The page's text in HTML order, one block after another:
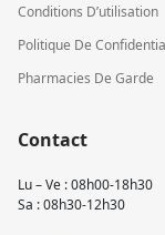
Conditions D’utilisation
Politique De
Pharmacies De Garde
Contact
Lu – Ve : 08h00-18h30
Sa : 08h30-12h30